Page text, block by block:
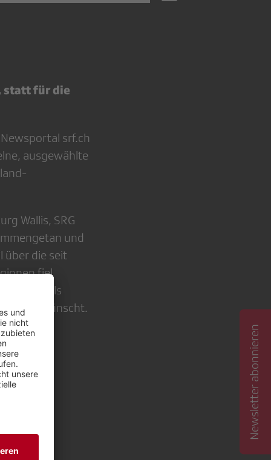
statt für die
srf.ch
ausgewählte
Wallis, SRG
und
über die seit
fiel
wird als
wünscht.
Newsletter abonnieren